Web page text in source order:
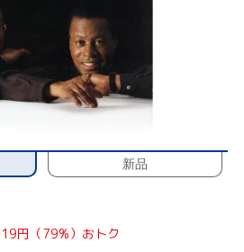
新品
円（79%）おトク